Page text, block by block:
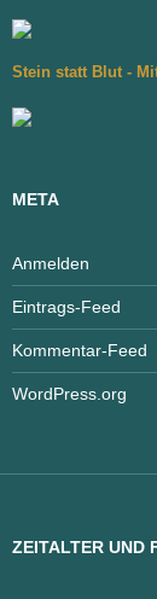
Stein statt Blut -
META
Anmelden
Eintrags-Feed
Kommentar-Feed
WordPress.org
ZEITALTER UND